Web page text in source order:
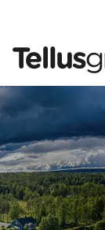
Hoppa till